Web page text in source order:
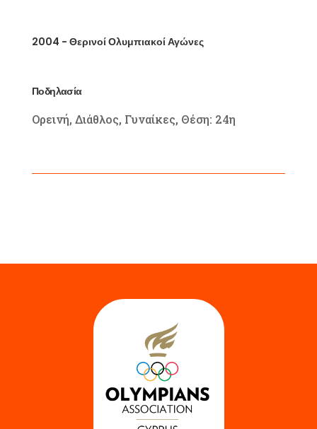
2004 - Θερινοί Ολυμπιακοί Αγώνες
Ποδηλασία
Ορεινή, Διάθλος, Γυναίκες, Θέση: 24η